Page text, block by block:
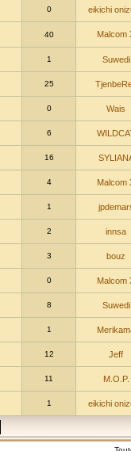
0 eikichi
40 Malcom
1 Suwedi
25
0 Wais
6
16
4 Malcom
1
2 innsa
3 bouz
0 Malcom
8 Suwedi
1
12 Jeff
11 M.O.P.
1 eikichi